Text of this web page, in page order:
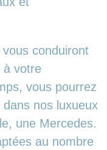
conduiront
à votre
vous pourrez
dans nos luxueux
une Mercedes.
au nombre